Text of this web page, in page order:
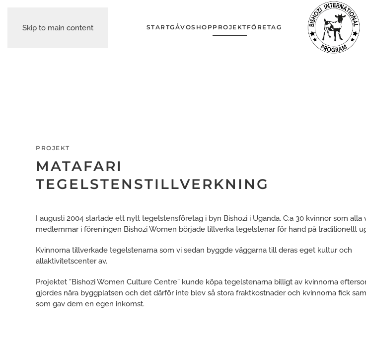
Skip to main content STARTGÅVOSHOPPROJEKTFÖRETAG
PROJEKT
MATAFARI
TEGELSTENSTILLVERKNING
I augusti 2004 startade ett nytt tegelstensföretag i byn Bishozi i Uganda. C:a 30 kvinnor som alla
medlemmar i föreningen Bishozi Women började tillverka tegelstenar för hand på traditionellt
Kvinnorna tillverkade tegelstenarna som vi sedan byggde väggarna till deras eget kultur och
allaktivitetscenter av.
Projektet ”Bishozi Women Culture Centre” kunde köpa tegelstenarna billigt av kvinnorna
gjordes nära byggplatsen och det därför inte blev så stora fraktkostnader och kvinnorna fick
som gav dem en egen inkomst.